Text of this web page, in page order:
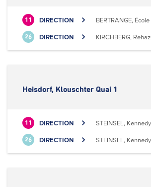
11 DIRECTION BERTRANGE,
26 DIRECTION KIRCHBERG,
Heisdorf, Klouschter Quai 1
11 DIRECTION STEINSEL, Kennedy
26 DIRECTION STEINSEL, Kennedy